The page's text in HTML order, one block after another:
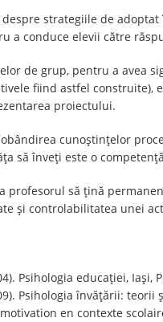
strategiile de
a conduce elevii către
de grup, pentru a avea
fiind astfel construite),
proiectului.
cunoștințelor
să înveți este o
profesorul să țină
și controlabilitatea unei
Psihologia educaţiei, Iași,
Psihologia învăţării:
motivation en contexte